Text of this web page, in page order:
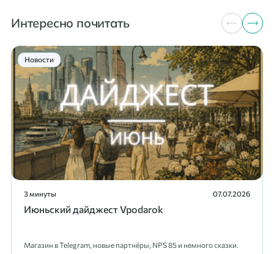
Интересно почитать
3 минуты 07.07.2026
Июньский дайджест Vpodarok
Магазин в Telegram, новые партнёры, NPS 85 и немного сказки.
Новости